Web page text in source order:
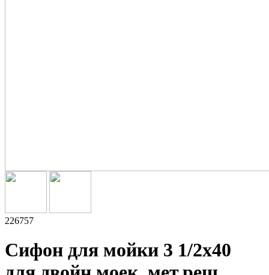
226757
Сифон для мойки 3 1/2х40